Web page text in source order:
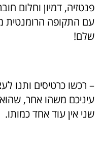
פנטזיה, דמיון וחלום
עם התקופה הרומנטית
שלם!
– רכשו כרטיסים ותנו
עיניכם משהו אחר,
שני אין עוד אחד כמותו.